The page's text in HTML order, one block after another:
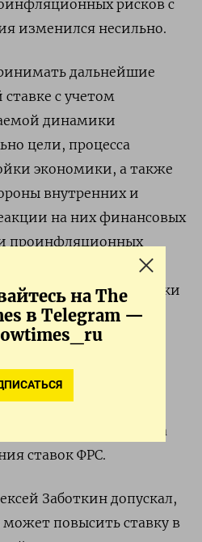
на The
в Telegram —
рисков с
изменился несильно.
дальнейшие
с учетом
динамики
цели, процесса
экономики, а также
внутренних и
на них финансовых
проинфляционных
оценивать
ключевой ставки
- сообщил ЦБР.
аналитики ждали
что ЦБР не
политики,
в США краха
ставок ФРС.
Заботкин допускал,
может повысить ставку в